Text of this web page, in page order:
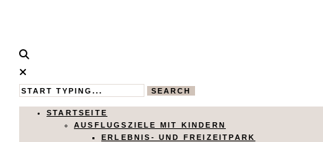
Calistas
Traum
MAMABLOG
SEARCH
STARTSEITE
AUSFLUGSZIELE MIT KINDERN
ERLEBNIS- UND FREIZEITPARK